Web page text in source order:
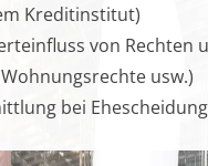
Kreditinstitut)
von Rechten
usw.)
bei Ehescheidung